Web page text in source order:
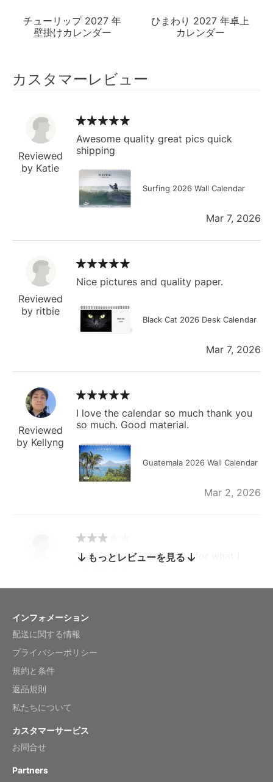
チューリップ 2027 年
壁掛けカレンダー
ひまわり 2027 年卓上
カレンダー
カスタマーレビュー
Reviewed
by Katie
Awesome quality great pics quick
shipping
Surfing 2026 Wall Calendar
Mar 7, 2026
Reviewed
by ritbie
Nice pictures and quality paper.
Black Cat 2026 Desk Calendar
Mar 7, 2026
Reviewed
by Kellyng
I love the calendar so much thank you
so much. Good material.
Guatemala 2026 Wall Calendar
Mar 2, 2026
by charles
The calendar is too small for what I
Reviewed
by Anne
もっとレビューを見る
インフォメーション
配送に関する情報
プライバシーポリシー
規約と条件
返品規則
私たちについて
カスタマーサービス
お問合せ
Partners